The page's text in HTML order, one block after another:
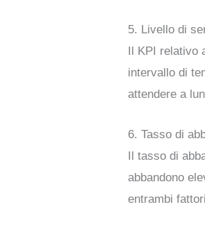
5. Livello di
Il KPI relativo
intervallo di
attendere a
6. Tasso di
Il tasso di
abbandono
entrambi